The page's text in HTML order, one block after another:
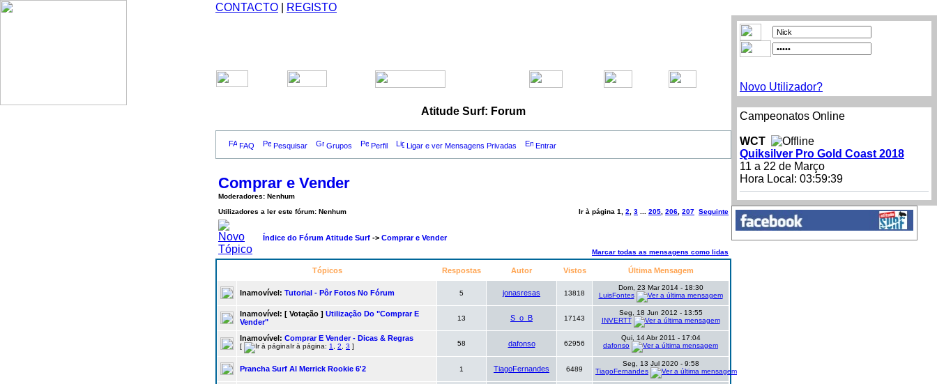
CONTACTO REGISTO
Novo Utilizador?
Campeonatos Online
WCT
Quiksilver Pro Gold Coast 2018
11 a 22 de Março
Hora Local: 03:59:39
Atitude Surf: Forum
FAQ Pesquisar Grupos Perfil Ligar e ver Mensagens Privadas Entrar
Comprar e Vender
Moderadores: Nenhum
Utilizadores a ler este fórum: Nenhum
Ir à página 1 2 3 205 206 207 Seguinte
Índice do Fórum Atitude Surf -> Comprar e Vender
Marcar todas as mensagens como lidas
Tópicos Respostas Autor Vistos Última Mensagem
Inamovível: Tutorial - Pôr Fotos No Fórum 5 jonasresas 13818
Dom, 23 Mar 2014 - 18:30
LuisFontes
Inamovível: [ Votação ] Utilização Do "comprar E
Vender"
13 S_o_B 17143
Seg, 18 Jun 2012 - 13:55
INVERTT
Inamovível: Comprar E Vender - Dicas & Regras
[ Ir à página: 1 2 3 ] 58 dafonso 62956
Qui, 14 Abr 2011 - 17:04
dafonso
Prancha Surf Al Merrick Rookie 6'2 1 TiagoFernandes 6489
Seg, 13 Jul 2020 - 9:58
TiagoFernandes